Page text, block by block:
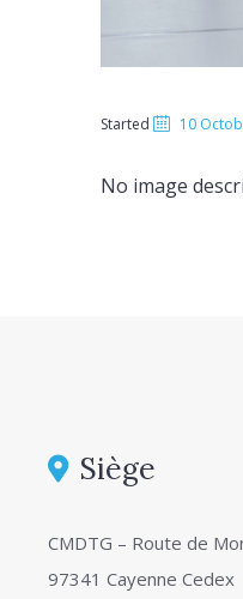
Started 10
No image
Siège
CMDTG – Route de
97341 Cayenne Cedex